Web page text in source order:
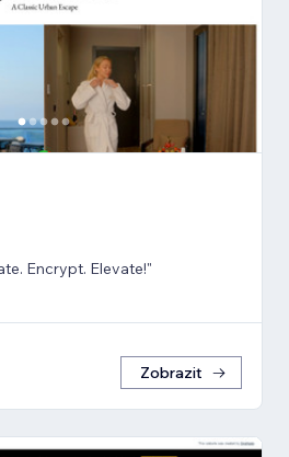
Encrypt. Elevate!"
Zobrazit